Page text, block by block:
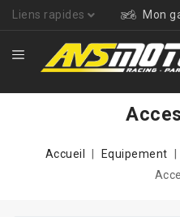
Liens rapides Mon
Accueil Equipement